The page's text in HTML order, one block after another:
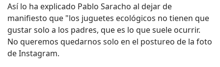
Así lo ha explicado Pablo Saracho al dejar de
manifiesto que "los juguetes ecológicos no tienen que
gustar solo a los padres, que es lo que suele ocurrir.
No queremos quedarnos solo en el postureo de la foto
de Instagram.